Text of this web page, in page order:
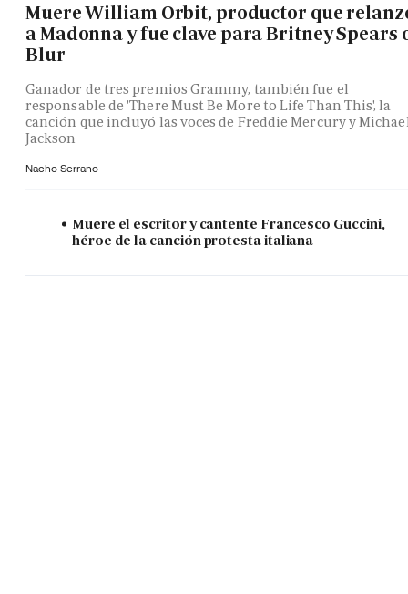
Muere William Orbit, productor que
a Madonna y fue clave para Britney Spears
Blur
Ganador de tres premios Grammy, también fue el
responsable de 'There Must Be More to Life Than This', la
canción que incluyó las voces de Freddie Mercury y
Jackson
Nacho Serrano
Muere el escritor y cantente Francesco Guccini,
héroe de la canción protesta italiana